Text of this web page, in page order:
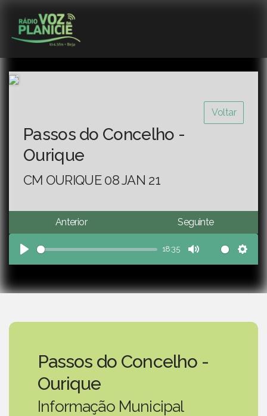
Voltar
Passos do Concelho -
Ourique
CM OURIQUE 08 JAN 21
Anterior Seguinte
Play
18:35
Mute
Passos do Concelho -
Ourique
Informação Municipal